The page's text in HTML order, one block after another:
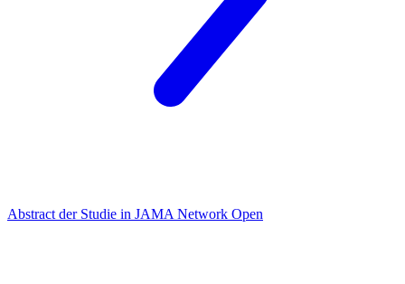
Abstract der Studie in JAMA Network Open